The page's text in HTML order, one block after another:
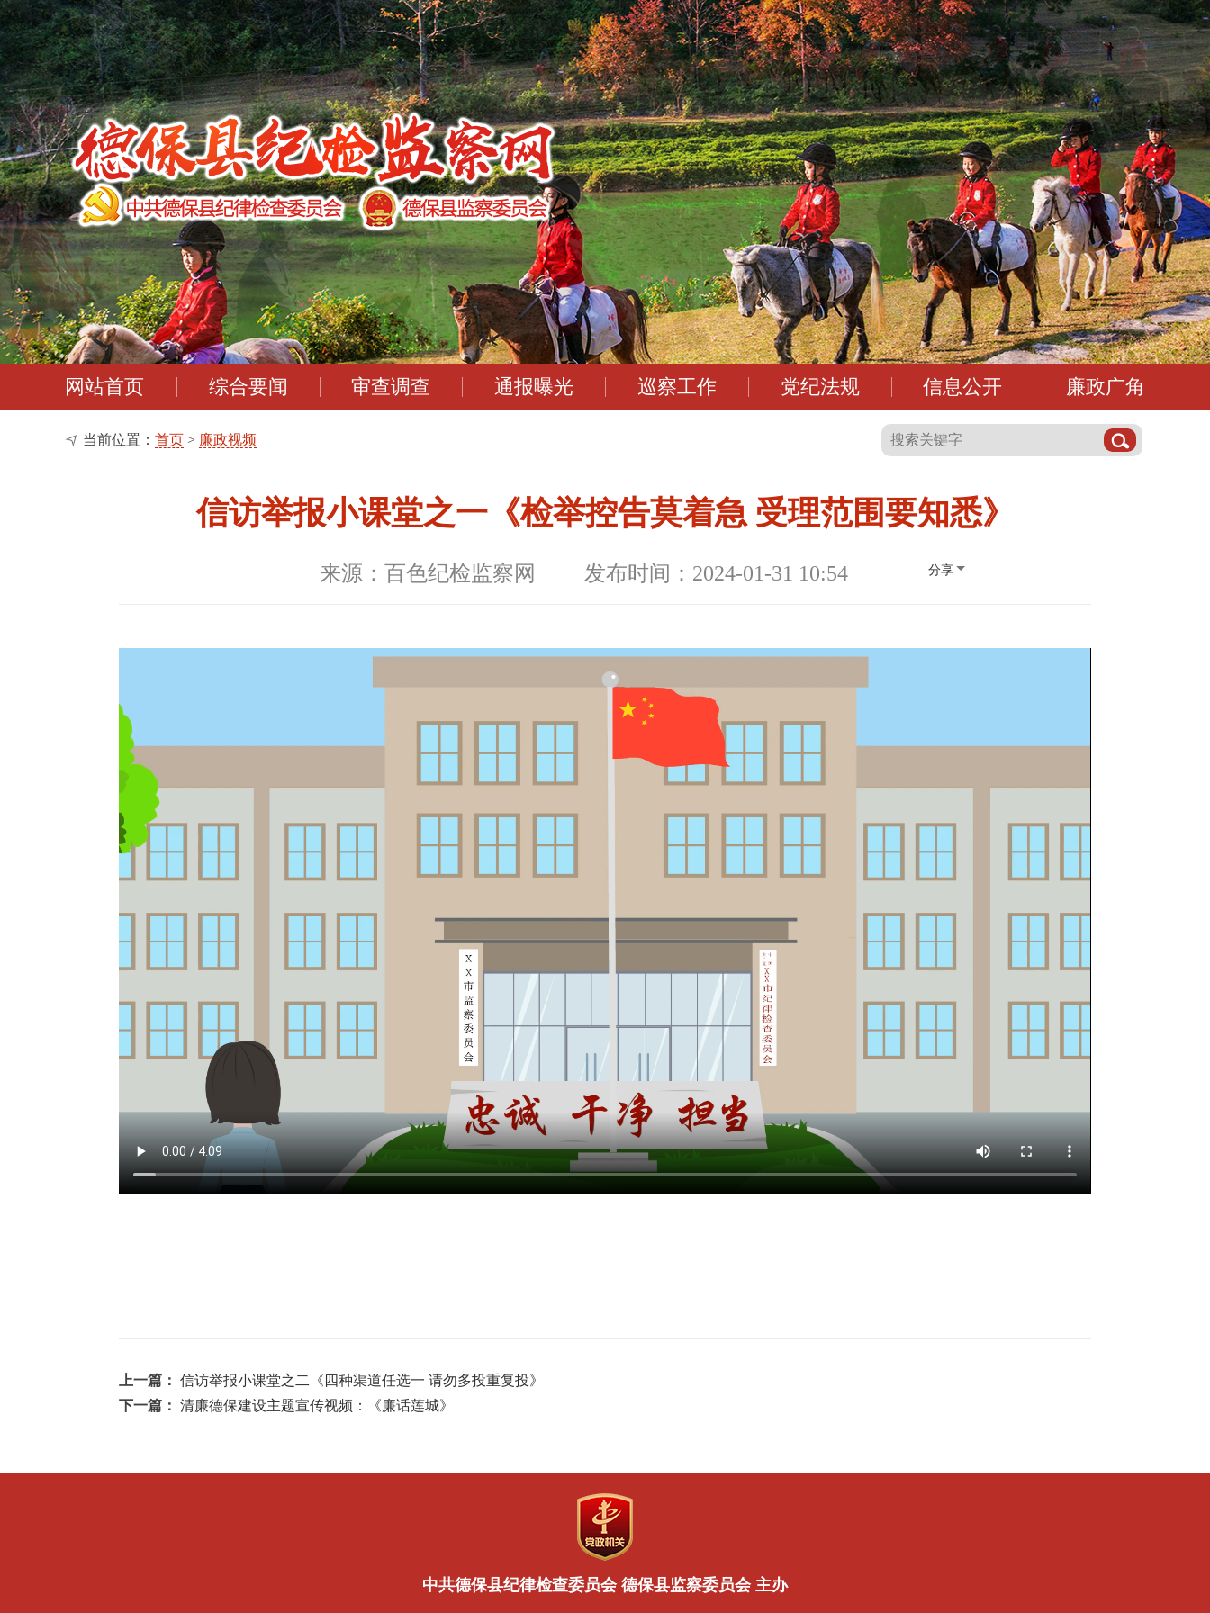
网站首页 综合要闻 审查调查 通报曝光 巡察工作 党纪法规 信息公开 廉政广角
当前位置： 首页 > 廉政视频
信访举报小课堂之一《检举控告莫着急 受理范围要知悉》
来源：百色纪检监察网 发布时间：2024-01-31 10:54 分享
上一篇： 信访举报小课堂之二《四种渠道任选一 请勿多投重复投》
下一篇： 清廉德保建设主题宣传视频：《廉话莲城》
中共德保县纪律检查委员会 德保县监察委员会 主办